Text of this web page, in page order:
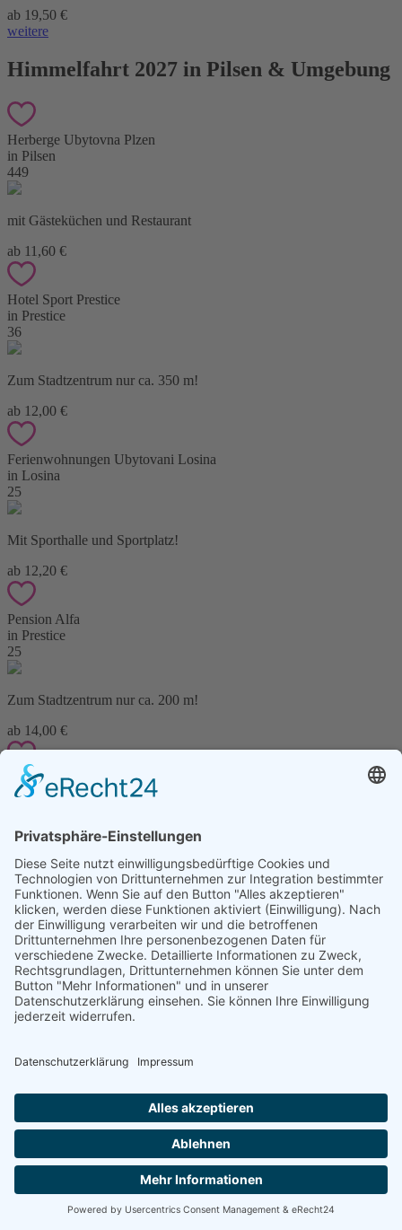
ab 19,50 €
weitere
Himmelfahrt 2027 in Pilsen & Umgebung
Herberge Ubytovna Plzen
in Pilsen
449
mit Gästeküchen und Restaurant
ab 11,60 €
Hotel Sport Prestice
in Prestice
36
Zum Stadtzentrum nur ca. 350 m!
ab 12,00 €
Ferienwohnungen Ubytovani Losina
in Losina
25
Mit Sporthalle und Sportplatz!
ab 12,20 €
Pension Alfa
in Prestice
25
Zum Stadtzentrum nur ca. 200 m!
ab 14,00 €
Pension U Franty
in Prestice
Zum Stadtzentrum nur ca. 220 m! Kochmöglichkeit!
ab 14,00 €
Pension Zatisi
in Rokycany
18
ab 16,00 €
in Brasy
mit Außenpool, Gästeküche und Gemeinschaftsraum mit Kamin -